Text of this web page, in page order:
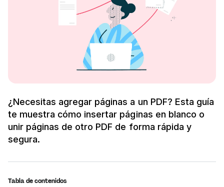
¿Necesitas agregar páginas a un PDF? Esta guía
te muestra cómo insertar páginas en blanco o
unir páginas de otro PDF de forma rápida y
segura.
Tabla de contenidos